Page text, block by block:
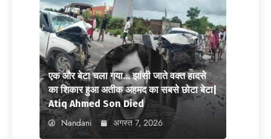
एक और बेटा चला गया… झांसी जाते वक्त हादसे
का शिकार हुआ अतीक अहमद का सबसे छोटा बेटा|
Atiq Ahmed Son Died
Nandani अगस्त 7, 2026